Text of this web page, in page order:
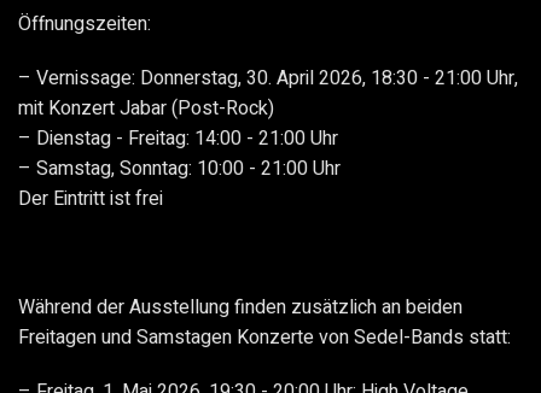
Öffnungszeiten:
Vernissage: Donnerstag, 30. April 2026, 18:30 - 21:00 Uhr,
mit Konzert Jabar (Post-Rock)
Dienstag - Freitag: 14:00 - 21:00 Uhr
Samstag, Sonntag: 10:00 - 21:00 Uhr
Der Eintritt ist frei
Während der Ausstellung finden zusätzlich an beiden
Freitagen und Samstagen Konzerte von Sedel-Bands statt: